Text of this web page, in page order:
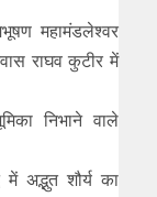
महामंडलेश्वर
राघव कुटीर में
निभाने वाले
अद्भुत शौर्य का